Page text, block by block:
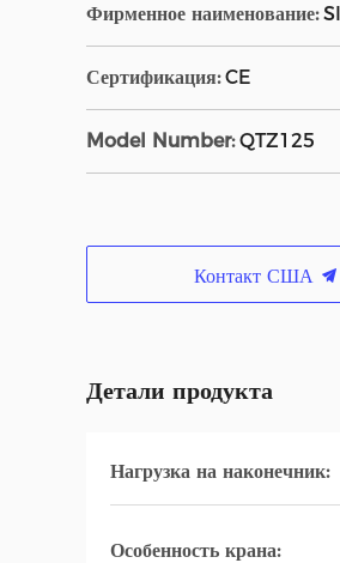
Фирменное наименование:
Сертификация: CE
Model Number: QTZ125
Контакт США
Детали продукта
Нагрузка на наконечник:
Особенность крана: